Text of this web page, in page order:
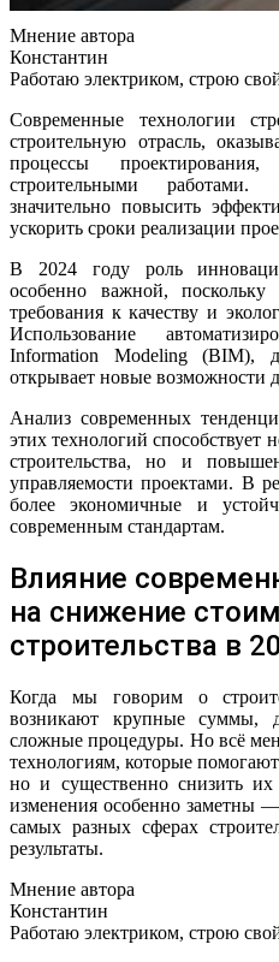
Мнение автора
Константин
Работаю электриком, строю
Современные технологии
строительную отрасль,
процессы
строительными
значительно повысить
ускорить сроки реализации
В 2024 году роль инновационных решений становится
особенно важной, поскольку
требования к качеству и
Использование
Information Modeling (BIM),
открывает новые возможности
Анализ современных
этих технологий способствует
строительства, но и
управляемости проектами. В
более экономичные и
современным стандартам.
Влияние
на снижение
строительства в
Когда мы говорим о
возникают крупные суммы,
сложные процедуры. Но всё
технологиям, которые
но и существенно снизить
изменения особенно заметны
самых разных сферах
результаты.
Мнение автора
Константин
Работаю электриком, строю